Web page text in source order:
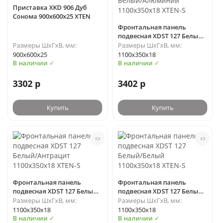
Приставка XKD 906 Дуб
Сонома 900х600х25 XTEN
Размеры ШхГхВ, мм:
900х600х25
В наличии ✓
3302 р
Купить
Фронтальная панель
подвесная XDST 127 Белый/
Алюминий 1100х350х18
XTEN-S
Размеры ШхГхВ, мм:
1100х350х18
В наличии ✓
3402 р
Купить
Фронтальная панель
подвесная XDST 127 Белый/
Антрацит 1100х350х18
XTEN-S
Размеры ШхГхВ, мм:
1100х350х18
В наличии ✓
Фронтальная панель
подвесная XDST 127 Белый/
Белый 1100х350х18 XTEN-S
Размеры ШхГхВ, мм:
1100х350х18
В наличии ✓